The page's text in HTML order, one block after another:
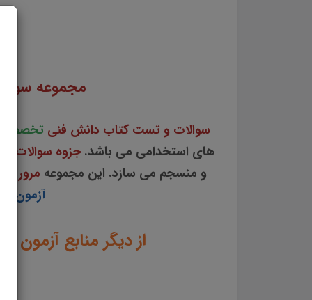
مجموعه
سوالات و تست کتاب دانش فنی
های استخدامی می باشد.جزوه سوالات
و منسجم می سازد. این مجموعه مرور
آزمون
از دیگر منابع